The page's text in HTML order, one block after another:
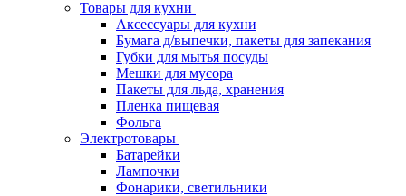
Товары для кухни
Аксессуары для кухни
Бумага д/выпечки, пакеты для запекания
Губки для мытья посуды
Мешки для мусора
Пакеты для льда, хранения
Пленка пищевая
Фольга
Электротовары
Батарейки
Лампочки
Фонарики, светильники